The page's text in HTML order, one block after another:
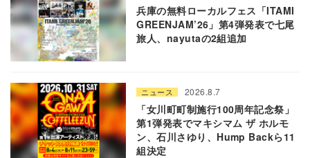
兵庫の無料ローカルフェス「ITAMI
GREENJAM’26」第4弾発表で七尾
旅人、nayutaの2組追加
ニュース 2026.8.7
「女川町町制施行100周年記念祭」
第1弾発表でマキシマム ザ ホルモ
ン、石川さゆり、Hump Backら11
組決定